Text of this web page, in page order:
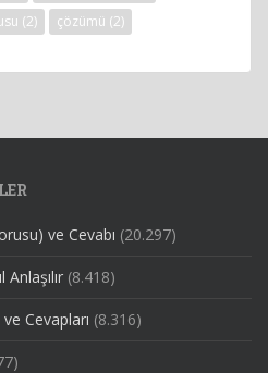
(2) çözümü (2)
ve Cevabı (20.297)
(8.418)
Cevapları (8.316)